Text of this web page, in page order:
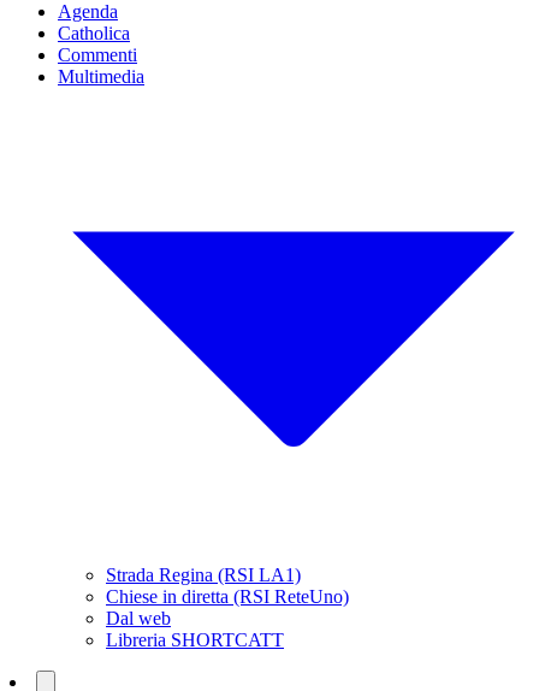
Agenda
Catholica
Commenti
Multimedia
Strada Regina (RSI LA1)
Chiese in diretta (RSI ReteUno)
Dal web
Libreria SHORTCATT